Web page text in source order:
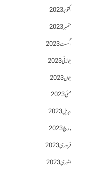
اکتوبر 2023
ستمبر 2023
اگست 2023
جولائی 2023
جون 2023
مئی 2023
اپریل 2023
مارچ 2023
فروری 2023
جنوری 2023